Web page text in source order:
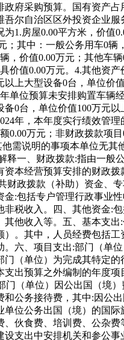
府采购预算。
国有资产占
吾尔自治区区外投资企业服
为1.房屋0.00平方米，价值
；其中：一般公务用车0辆
，价值0.00万元；其他车
价值0.00万元。 4.其他资产
以上大型设备0台，单位价
年单位预算未安排购置车辆
备0台，单位价值100万元以
年，本年度实行绩效管理
0.00万元；非财政拨款项
他需说明的事项本单位无其
释一、财政拨款:指由一般
资本经营预算安排的财政拨
财政拨款（补助）资金、专
金:包括专户管理行政事业
税收入。
四、其他资金:
他收入等。 五、基本支出:
。其中，人员经费包括工
六、项目支出:部门（单
门（单位）为完成其特定的
出预算之外编制的年度项
门（单位）因公出国（境）
和公务接待费，其中:因公
单位公务出国（境）的国际
、伙食费、培训费、公杂费
设支出中安排机关和参公事